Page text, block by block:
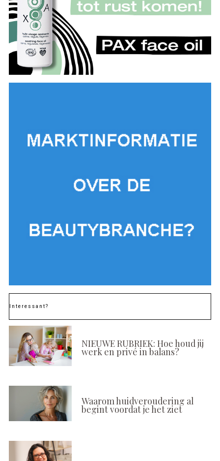
Interessant?
NIEUWE RUBRIEK: Hoe houd jij
werk en privé in balans?
Waarom huidveroudering al
begint voordat je het ziet